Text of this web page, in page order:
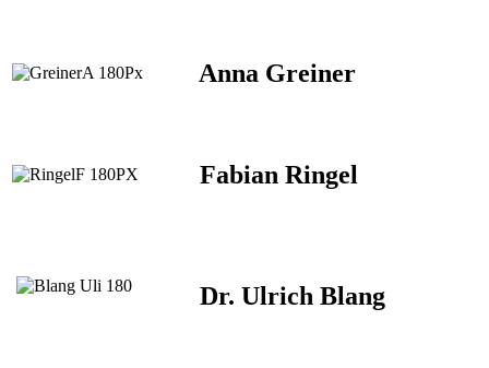
Anna Greiner
Fabian Ringel
Dr. Ulrich Blang